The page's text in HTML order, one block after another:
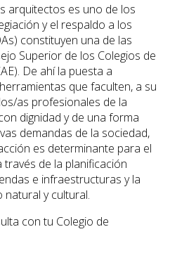
arquitectos es uno de los
y el respaldo a los
constituyen una de las
Superior de los Colegios de
De ahí la puesta a
que faculten, a su
as profesionales de la
dignidad y de una forma
demandas de la sociedad,
es determinante para el
de la planificación
e infraestructuras y la
y cultural.
con tu Colegio de